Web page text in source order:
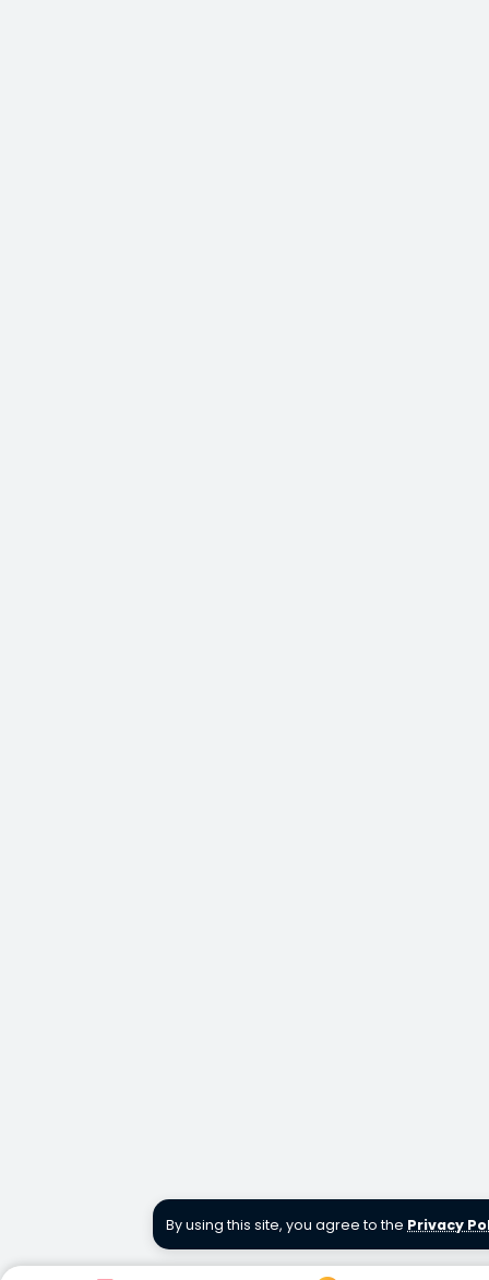
By using this site, you agree to the Privacy